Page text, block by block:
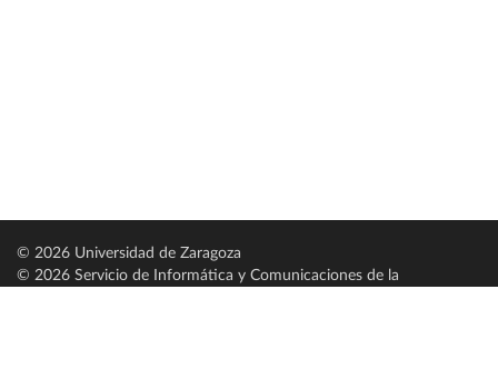
© 2026 Universidad de Zaragoza
© 2026 Servicio de Informática y Comunicaciones de la